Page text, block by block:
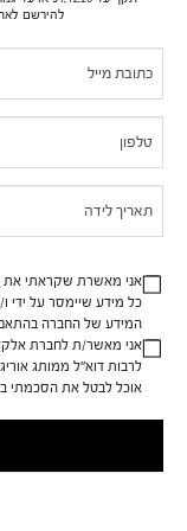
תעודת כשרות לפסח 2026
צריכים עזרה?
ייעוץ מוצרים ותמיכה באתר
החשבון שלי
הטבות מיוחדות
איתור חנויות
Inc
להירשם
Pop-
Up
human,
leave
this
field
blank.
אני מאשרת שקראתי את
כל מידע שיימסר על ידי
המידע של החברה בהתאם
אני מאשר/ת לחברת
לרבות דוא"ל ממותג
אוכל לבטל את הסכמתי